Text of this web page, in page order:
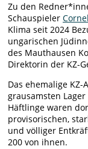
Zu den
Schauspieler
Klima seit 2024
ungarischen
des Mauthausen
Direktorin der KZ-
Das ehemalige
grausamsten
Häftlinge waren
provisorischen,
und völliger
200 von ihnen.